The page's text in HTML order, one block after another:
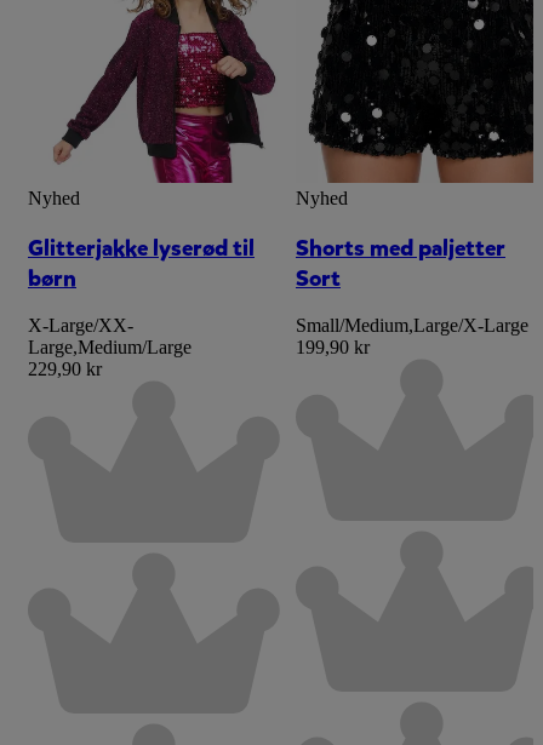
Nyhed
Glitterjakke lyserød til
børn
X-Large/XX-
Large,Medium/Large
229,90 kr
Nyhed
Shorts med paljetter
Sort
Small/Medium,Large/X-Large
199,90 kr